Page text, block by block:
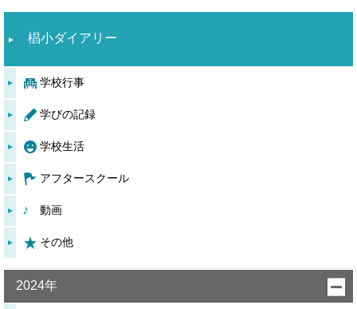
椙小ダイアリー
学校行事
学びの記録
学校生活
アフタースクール
動画
その他
2024年